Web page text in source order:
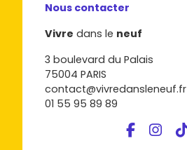
Nous contacter
Vivre dans le neuf
3 boulevard du Palais
75004 PARIS
contact@vivredansleneuf.fr
01 55 95 89 89